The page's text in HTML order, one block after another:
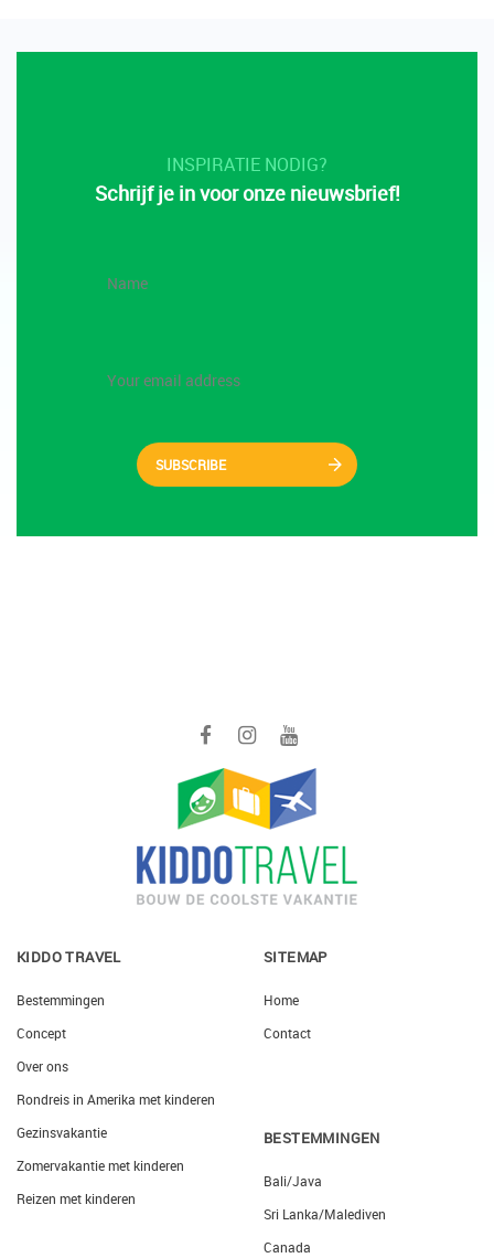
INSPIRATIE NODIG?
Schrijf je in voor onze nieuwsbrief!
SUBSCRIBE
KIDDO TRAVEL
Bestemmingen
Concept
Over ons
Rondreis in Amerika met kinderen
Gezinsvakantie
Zomervakantie met kinderen
Reizen met kinderen
SITEMAP
Home
Contact
BESTEMMINGEN
Bali/Java
Sri Lanka/Malediven
Canada